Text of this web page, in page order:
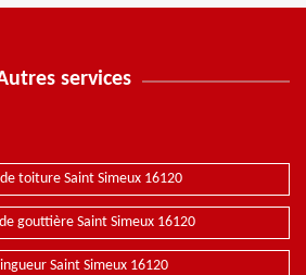
services
toiture Saint Simeux 16120
gouttière Saint Simeux 16120
Saint Simeux 16120